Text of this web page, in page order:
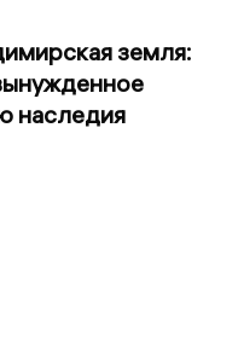
земля:
наследия